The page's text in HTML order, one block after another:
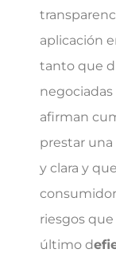
aplicación
tanto que
afirman
prestar
y clara y
riesgos
último d